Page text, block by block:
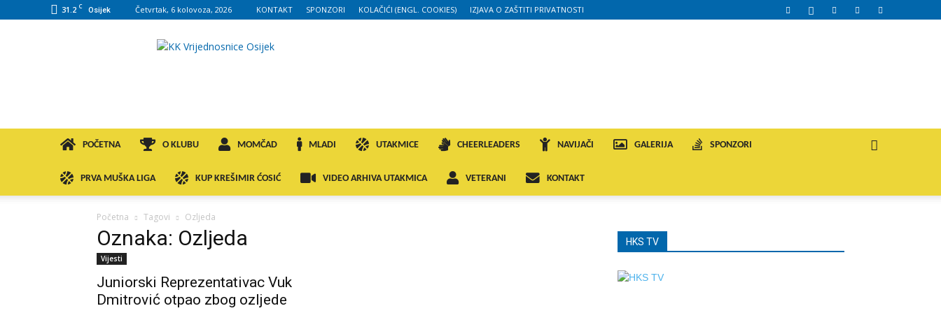
31.2 C Osijek Četvrtak, 6 kolovoza, 2026 KONTAKT SPONZORI KOLAČIĆI (ENGL. COOKIES) IZJAVA O ZAŠTITI PRIVATNOSTI
POČETNA O KLUBU MOMČAD MLADI UTAKMICE CHEERLEADERS NAVIJAČI GALERIJA SPONZORI
PRVA MUŠKA LIGA KUP KREŠIMIR ĆOSIĆ VIDEO ARHIVA UTAKMICA VETERANI KONTAKT
Početna Tagovi Ozljeda
Oznaka: Ozljeda
Vijesti
Juniorski Reprezentativac Vuk
Dmitrović otpao zbog ozljede
HKS TV